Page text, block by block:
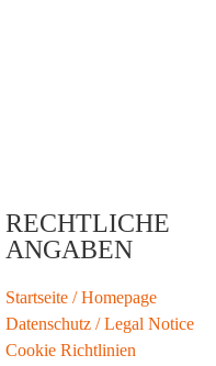
RECHTLICHE
ANGABEN
Startseite / Homepage
Datenschutz / Legal Notice
Cookie Richtlinien